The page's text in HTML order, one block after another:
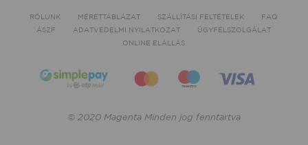
RÓLUNK MÉRETTÁBLÁZAT SZÁLLÍTÁSI FELTÉTELEK
FAQ
ÁSZF
ADATVÉDELMI NYILATKOZAT
ÜGYFÉLSZOLGÁLAT
ONLINE ELÁLLÁS
© 2020 Magenta Minden jog fenntartva